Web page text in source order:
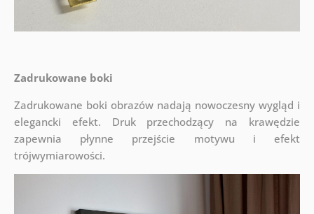
Zadrukowane boki
Zadrukowane boki obrazów nadają nowoczesny wygląd i
elegancki efekt. Druk przechodzący na krawędzie
zapewnia płynne przejście motywu i efekt
trójwymiarowości.